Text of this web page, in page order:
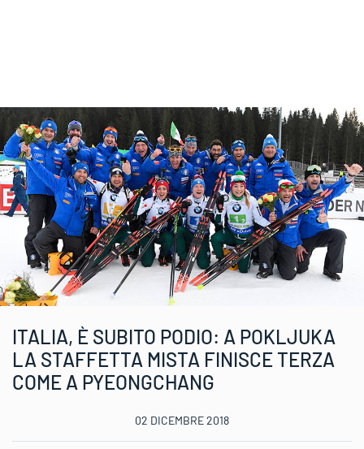
ITALIA, È SUBITO PODIO: A POKLJUKA
LA STAFFETTA MISTA FINISCE TERZA
COME A PYEONGCHANG
02 DICEMBRE 2018